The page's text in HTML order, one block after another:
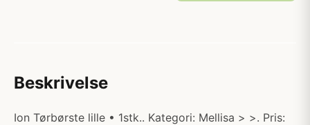
Beskrivelse
Ion Tørbørste lille • 1stk.. Kategori: Mellisa > >. Pris: